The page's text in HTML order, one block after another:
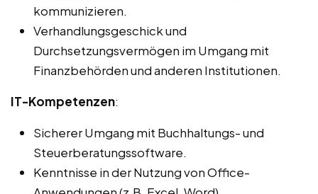
kommunizieren.
Verhandlungsgeschick und
Durchsetzungsvermögen im Umgang mit
Finanzbehörden und anderen Institutionen.
IT-Kompetenzen:
Sicherer Umgang mit Buchhaltungs- und
Steuerberatungssoftware.
Kenntnisse in der Nutzung von Office-